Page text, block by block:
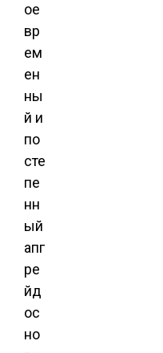
ое
вр
ем
ен
ны
й и
по
сте
пе
нн
ый
апг
ре
йд
ос
но